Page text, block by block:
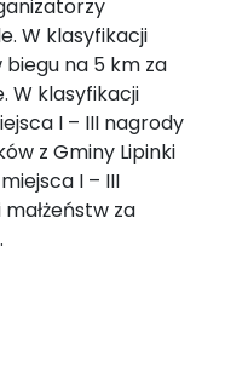
W klasyfikacji
na 5 km za
W klasyfikacji
I – III nagrody
z Gminy Lipinki
I – III
za